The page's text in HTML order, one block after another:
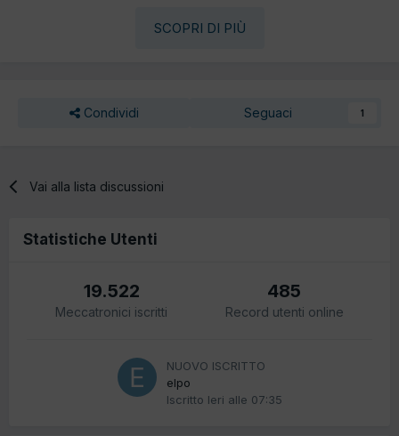
SCOPRI DI PIÙ
Condividi Seguaci 1
Vai alla lista discussioni
Statistiche Utenti
19.522
Meccatronici iscritti
485
Record utenti online
NUOVO ISCRITTO
elpo
Iscritto Ieri alle 07:35